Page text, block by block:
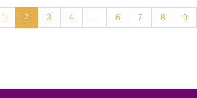
1 2 3 4 ... 6 7 8 9